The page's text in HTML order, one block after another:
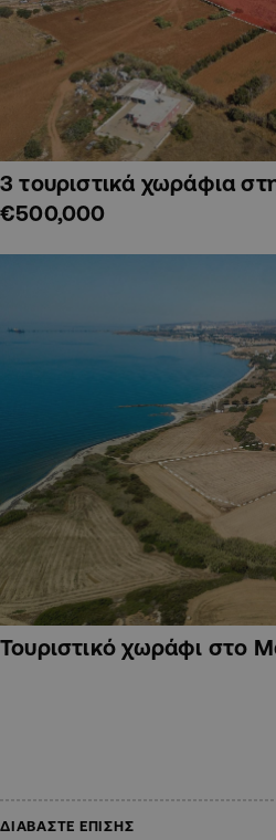
3 τουριστικά χωράφια
€500,000
Τουριστικό χωράφι στο
ΔΙΑΒΑΣΤΕ ΕΠΙΣΗΣ